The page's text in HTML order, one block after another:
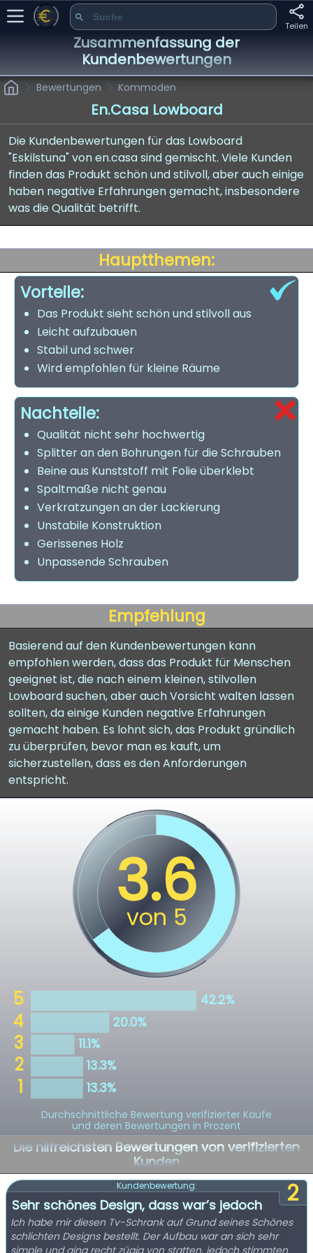
Teilen
Zusammenfassung der
Kundenbewertungen
Bewertungen Kommoden
En.casa Lowboard
Die Kundenbewertungen für das Lowboard
"Eskilstuna" von en.casa sind gemischt. Viele Kunden
finden das Produkt schön und stilvoll, aber auch einige
haben negative Erfahrungen gemacht, insbesondere
was die Qualität betrifft.
Hauptthemen:
Vorteile:
Das Produkt sieht schön und stilvoll aus
Leicht aufzubauen
Stabil und schwer
Wird empfohlen für kleine Räume
Nachteile:
Qualität nicht sehr hochwertig
Splitter an den Bohrungen für die Schrauben
Beine aus Kunststoff mit Folie überklebt
Spaltmaße nicht genau
Verkratzungen an der Lackierung
Unstabile Konstruktion
Gerissenes Holz
Unpassende Schrauben
Empfehlung
Basierend auf den Kundenbewertungen kann
empfohlen werden, dass das Produkt für Menschen
geeignet ist, die nach einem kleinen, stilvollen
Lowboard suchen, aber auch Vorsicht walten lassen
sollten, da einige Kunden negative Erfahrungen
gemacht haben. Es lohnt sich, das Produkt gründlich
zu überprüfen, bevor man es kauft, um
sicherzustellen, dass es den Anforderungen
entspricht.
Durchschnittliche Bewertung verifizierter Käufe
und deren Bewertungen in Prozent
Die hilfreichsten Bewertungen von verifizierten
Kunden
2
Kundenbewertung:
Sehr schönes Design, dass war’s jedoch
Ich habe mir diesen Tv-Schrank auf Grund seines Schönes
schlichten Designs bestellt. Der Aufbau war an sich sehr
simple und ging recht zügig von statten, jedoch stimmten